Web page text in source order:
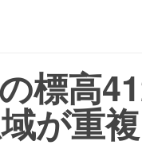
標高
が重複